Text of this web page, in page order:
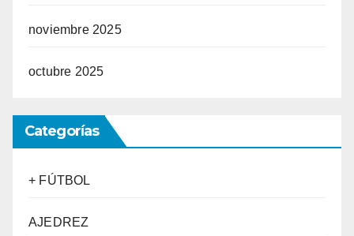
noviembre 2025
octubre 2025
Categorías
+ FÚTBOL
AJEDREZ